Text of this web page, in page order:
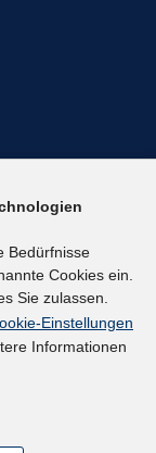
Bedürfnisse
Cookies ein.
Sie zulassen.
Einstellungen
Informationen